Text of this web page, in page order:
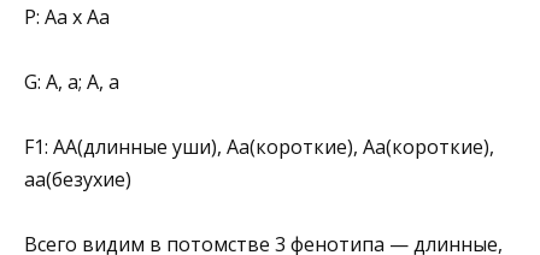
Р: Аа х Аа
G: А, а; А, а
F1: АА(длинные уши), Аа(короткие), Аа(короткие),
аа(безухие)
Всего видим в потомстве 3 фенотипа — длинные,